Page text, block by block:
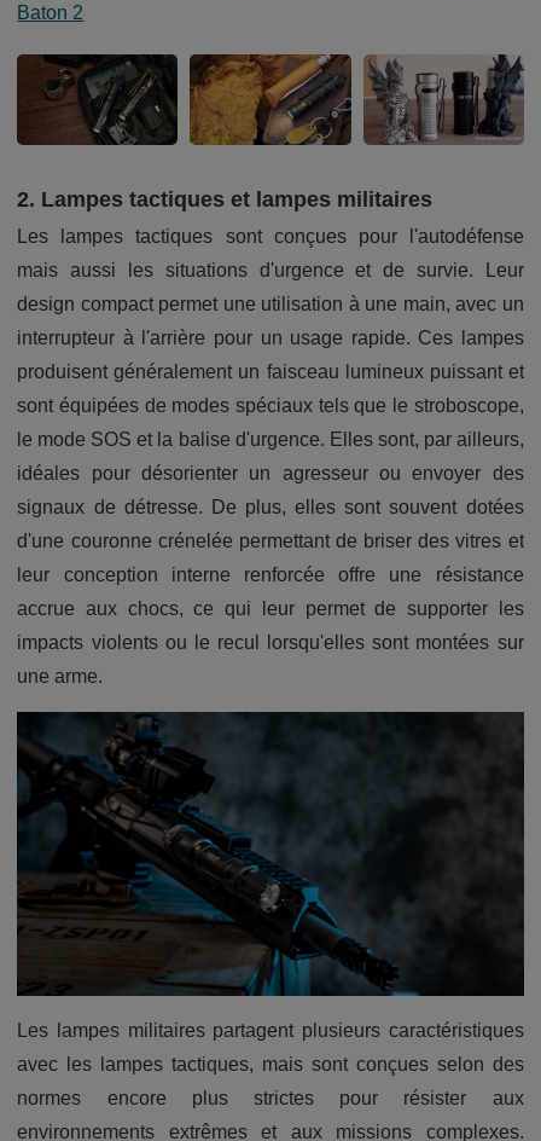
Baton 2
2. Lampes tactiques et lampes militaires
Les lampes tactiques sont conçues pour l'autodéfense
mais aussi les situations d'urgence et de survie. Leur
design compact permet une utilisation à une main, avec un
interrupteur à l'arrière pour un usage rapide. Ces lampes
produisent généralement un faisceau lumineux puissant et
sont équipées de modes spéciaux tels que le stroboscope,
le mode SOS et la balise d'urgence. Elles sont, par ailleurs,
idéales pour désorienter un agresseur ou envoyer des
signaux de détresse. De plus, elles sont souvent dotées
d'une couronne crénelée permettant de briser des vitres et
leur conception interne renforcée offre une résistance
accrue aux chocs, ce qui leur permet de supporter les
impacts violents ou le recul lorsqu'elles sont montées sur
une arme.
Les lampes militaires partagent plusieurs caractéristiques
avec les lampes tactiques, mais sont conçues selon des
normes encore plus strictes pour résister aux
environnements extrêmes et aux missions complexes.